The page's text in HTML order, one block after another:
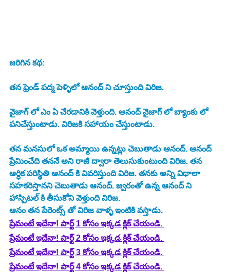
జరిగిన కథ:
తన ఫ్రెండ్ పద్మ పెళ్ళిలో ఆనంద్ ని చూస్తుంది విరిజ.
వైజాగ్ లో ఎం ఏ చేరడానికి వెళ్తుంది. ఆనంద్ వైజాగ్ లో బ్యాంకు లో
పనిచేస్తుంటాడు. విరిజకి సహాయం చేస్తుంటాడు.
తన మనసులో ఒక అమ్మాయి ఉన్నట్లు చెబుతాడు ఆనంద్. ఆనంద్
ప్రేమించేది తననే అని రాజీ ద్వారా తెలుసుకుంటుంది విరిజ. తన
ఆర్ధిక పరిస్థితి ఆనంద్ కి వివరిస్తుంది విరిజ. తనకు అన్ని విధాలా
సహకరిస్తానని చెబుతాడు ఆనంద్. జ్వరంతో ఉన్న ఆనంద్ ని
హాస్పిటల్ కి తీసుకోని వెళ్తుంది విరిజ.
ఆనం తన పేరెంట్స్ తో విరిజ వాళ్ళ ఇంటికి వస్తాడు.
ప్రేమంటే ఇదేనా! పార్ట్ 1 కోసం ఇక్కడ క్లిక్ చేయండి.
ప్రేమంటే ఇదేనా! పార్ట్ 2 కోసం ఇక్కడ క్లిక్ చేయండి.
ప్రేమంటే ఇదేనా! పార్ట్ 3 కోసం ఇక్కడ క్లిక్ చేయండి.
ప్రేమంటే ఇదేనా! పార్ట్ 4 కోసం ఇక్కడ క్లిక్ చేయండి.